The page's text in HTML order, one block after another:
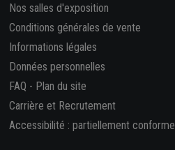
Nos salles d'exposition
Conditions générales de vente
Informations légales
Données personnelles
FAQ - Plan du site
Carrière et Recrutement
Accessibilité : partiellement conforme